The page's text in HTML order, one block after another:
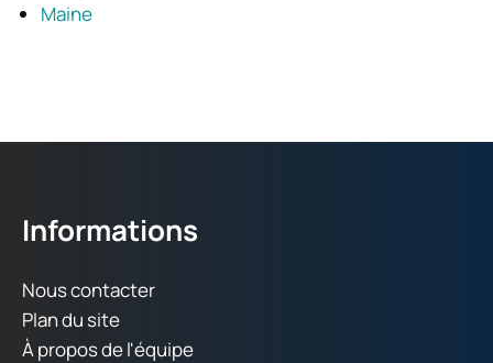
Maine
Informations
Nous contacter
Plan du site
À propos de l'équipe